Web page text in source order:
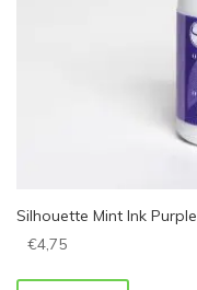
Silhouette Mint Ink Purple
€4,75